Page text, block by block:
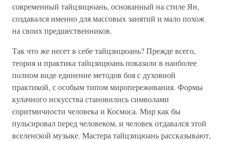
современный тайцзицюань, основанный на стиле Ян,
создавался именно для массовых занятий и мало похож
на своих предшественников.
Так что же несет в себе тайцзицюань? Прежде всего,
теория и практика тайцзицюань показали в наиболее
полном виде единение методов боя с духовной
практикой, с особым типом миропереживания. Формы
кулачного искусства становились символами
соритмичности человека и Космоса. Мир как бы
пульсировал перед человеком, и человек отдавался этой
вселенской музыке. Мастера тайцзицюань рассказывают,